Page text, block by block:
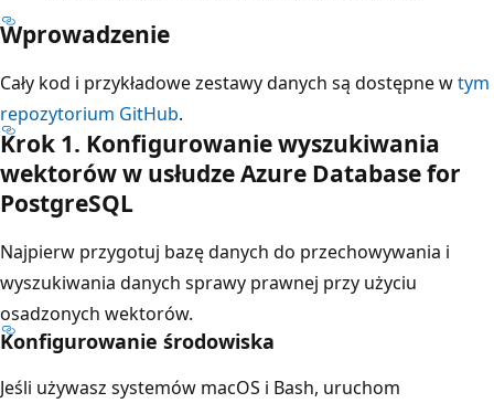
Wprowadzenie
Cały kod i przykładowe zestawy danych są dostępne wtym
repozytorium GitHub.
Krok 1. Konfigurowanie wyszukiwania
wektorów w usłudze Azure Database for
PostgreSQL
Najpierw przygotuj bazę danych do przechowywania i
wyszukiwania danych sprawy prawnej przy użyciu
osadzonych wektorów.
Konfigurowanie środowiska
Jeśli używasz systemów macOS i Bash, uruchom